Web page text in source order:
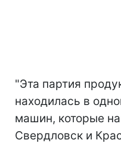
"Эта партия
находилась в
машин, которые
Свердловск и